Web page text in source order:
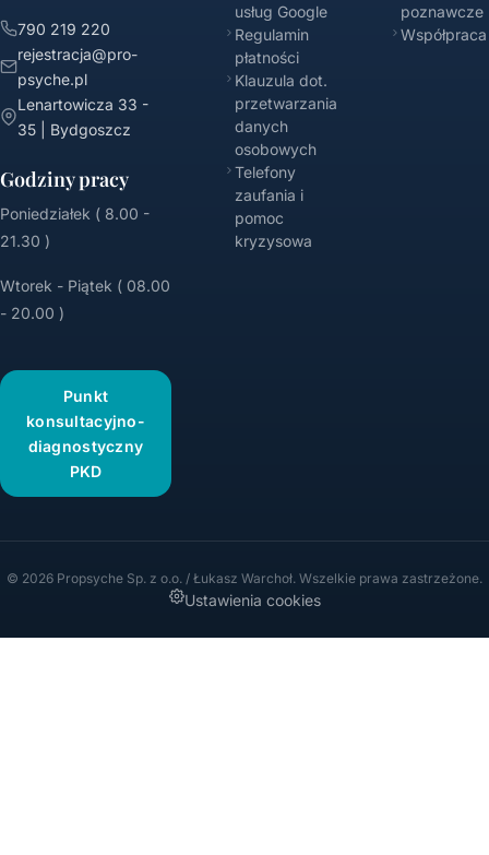
790 219 220
rejestracja@pro-
psyche.pl
Lenartowicza 33 -
35 | Bydgoszcz
Godziny pracy
Poniedziałek ( 8.00 -
21.30 )
Wtorek - Piątek ( 08.00
- 20.00 )
Punkt
konsultacyjno-
diagnostyczny
PKD
usług Google
Regulamin
płatności
Klauzula dot.
przetwarzania
danych
osobowych
Telefony
zaufania i
pomoc
kryzysowa
poznawcze
Współpraca
© 2026 Propsyche Sp. z o.o. / Łukasz Warchoł. Wszelkie prawa zastrzeżone.
Ustawienia cookies